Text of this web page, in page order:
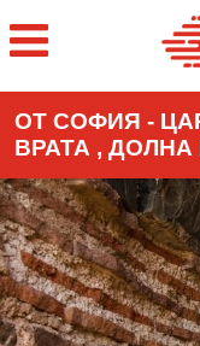
ОТ СОФИЯ -
ВРАТА , ДОЛНА